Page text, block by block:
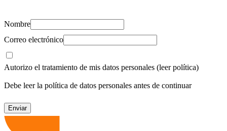
Nombre
Correo electrónico
Autorizo el tratamiento de mis datos personales (leer política)
Debe leer la política de datos personales antes de continuar